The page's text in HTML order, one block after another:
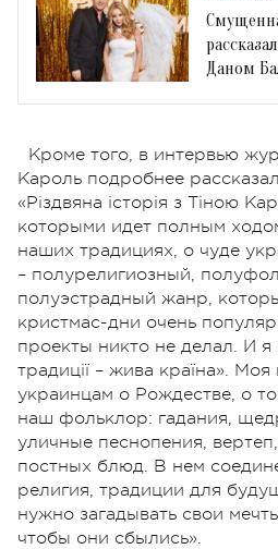
Даном
Кроме того, в интервью
Кароль подробнее
«Різдвяна історія з Тіною
которыми идет полным
наших традициях, о чуде
– полурелигиозный,
полуэстрадный жанр,
кристмас-дни очень
проекты никто не делал. И я
традиції – жива країна».
украинцам о Рождестве, о
наш фольклор: гадания,
уличные песнопения,
постных блюд. В нем
религия, традиции для
нужно загадывать свои
чтобы они сбылись».